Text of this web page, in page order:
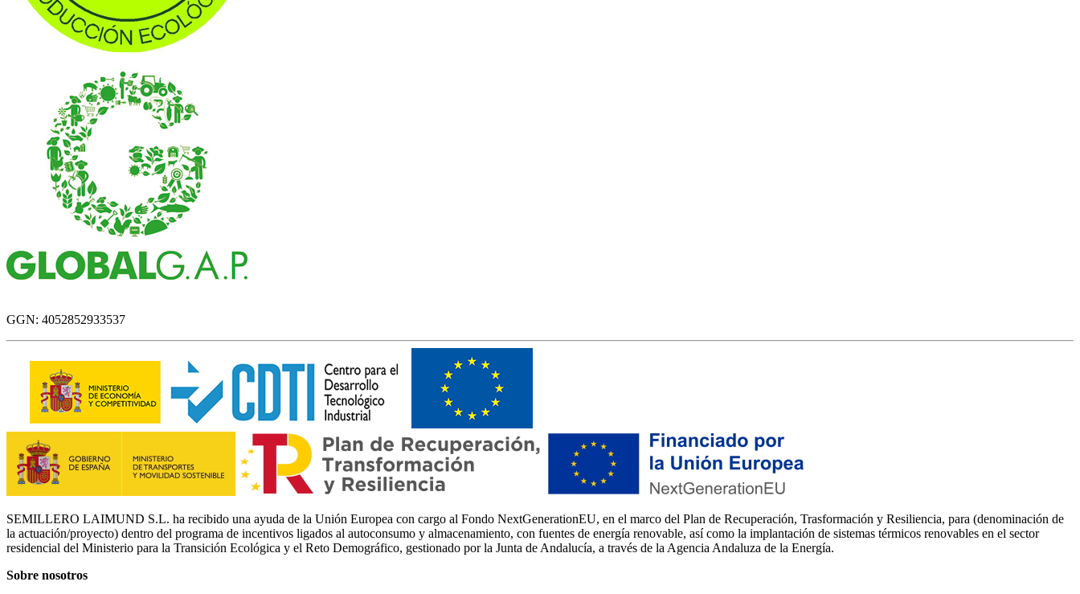
GGN: 4052852933537
SEMILLERO LAIMUND S.L. ha recibido una ayuda de la Unión Europea con cargo al Fondo NextGenerationEU, en el marco del Plan de Recuperación, Trasformación y Resiliencia, para (denominación de
la actuación/proyecto) dentro del programa de incentivos ligados al autoconsumo y almacenamiento, con fuentes de energía renovable, así como la implantación de sistemas térmicos renovables en el sector
residencial del Ministerio para la Transición Ecológica y el Reto Demográfico, gestionado por la Junta de Andalucía, a través de la Agencia Andaluza de la Energía.
Sobre nosotros